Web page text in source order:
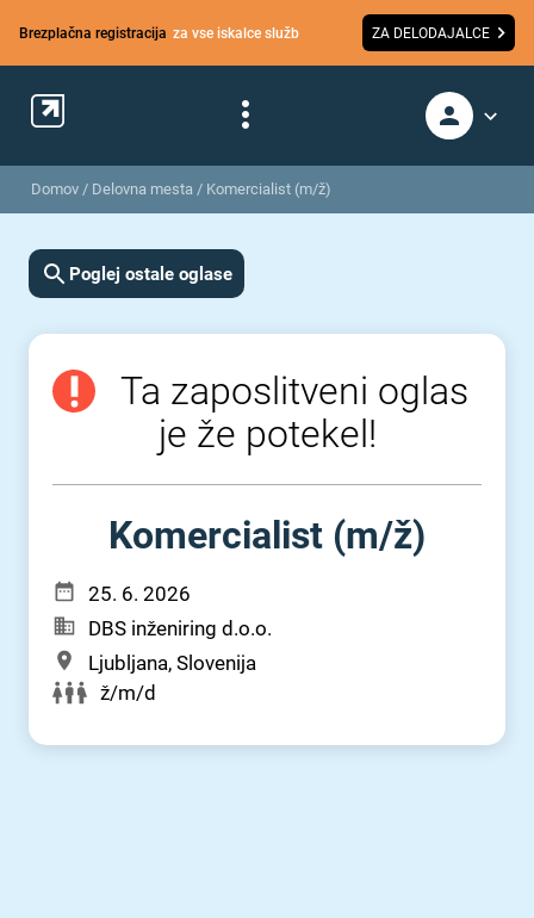
Brezplačna registracija za vse iskalce služb ZA DELODAJALCE
Domov / Delovna mesta / Komercialist (m/ž)
Poglej ostale oglase
Ta zaposlitveni oglas
je že potekel!
Komercialist (m⁠/⁠ž)
25. 6. 2026
DBS inženiring d.o.o.
Ljubljana, Slovenija
ž/m/d